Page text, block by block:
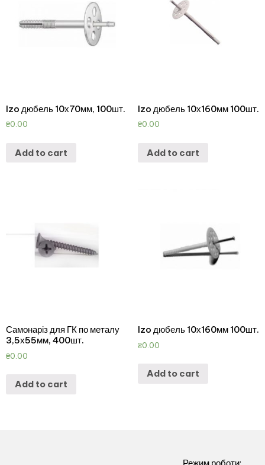
Izo дюбель 10х70мм, 100шт.
₴0.00
Add to cart
Izo дюбель 10х160мм 100шт.
₴0.00
Add to cart
Самонаріз для ГК по металу
3,5х55мм, 400шт.
₴0.00
Add to cart
Izo дюбель 10х160мм 100шт.
₴0.00
Add to cart
Режим роботи: